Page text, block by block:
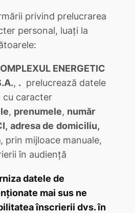
privind prelucrarea
personal, luați la
ENERGETIC
, .prelucrează datele
cu caracter
, prenumele, număr
adresa de domiciliu,
, prin mijloace manuale,
în audiență
datele de
mai sus ne
înscrierii dvs. în